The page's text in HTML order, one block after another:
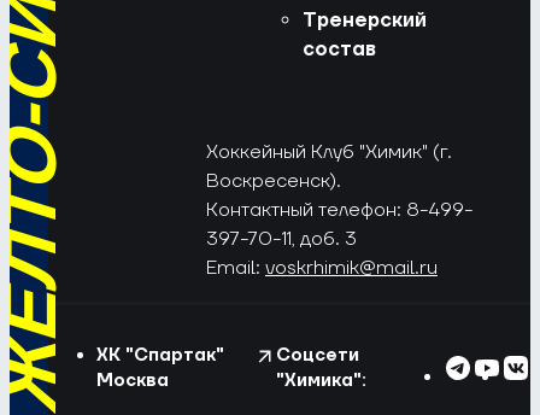
Тренерский
состав
Хоккейный Клуб "Химик" (г.
Воскресенск).
Контактный телефон: 8-499-
397-70-11, доб. 3
Email: voskrhimik@mail.ru
ХК "Спартак"
Москва
Соцсети
"Химика":